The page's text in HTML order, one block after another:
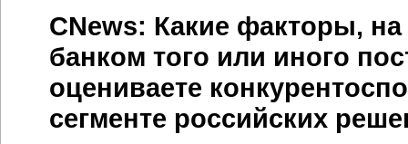
CNews: Какие факторы,
банком того или иного
оцениваете
сегменте российских